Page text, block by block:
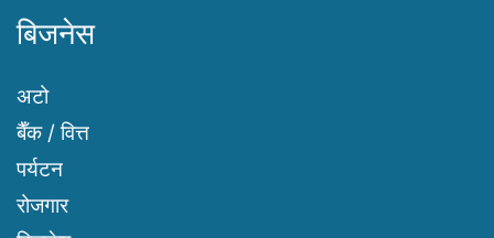
बिजनेस
अटो
बैँक / वित्त
पर्यटन
रोजगार